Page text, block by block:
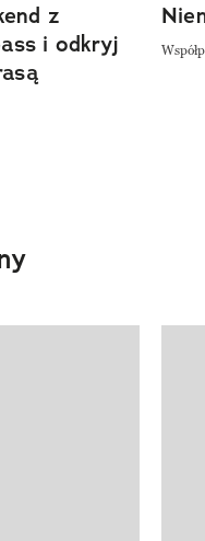
z
i odkryj